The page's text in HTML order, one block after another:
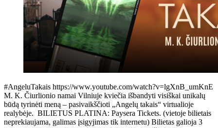
#AngeluTakais https://www.youtube.com/watch?v=lgXnB_umKnE
M. K. Čiurlionio namai Vilniuje kviečia išbandyti visiškai unikalų
būdą tyrinėti meną – pasivaikščioti „Angelų takais“ virtualioje
realybėje. BILIETUS PLATINA: Paysera Tickets. (vietoje bilietais
neprekiaujama, galimas įsigyjimas tik internetu) Bilietas galioja 3